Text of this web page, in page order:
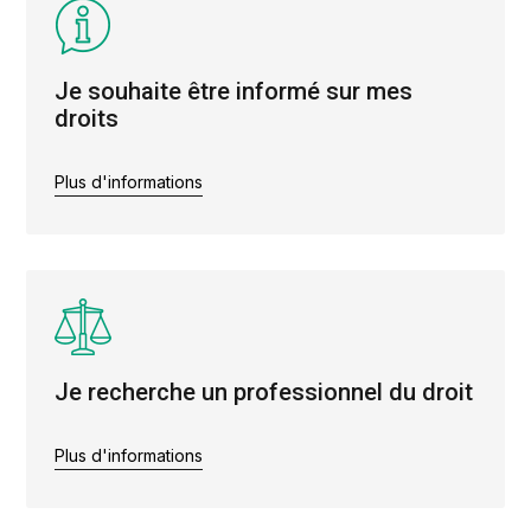
Je souhaite être informé sur mes
droits
Plus d'informations
Je recherche un professionnel du droit
Plus d'informations